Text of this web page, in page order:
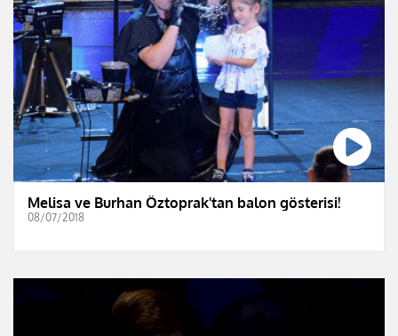
Melisa ve Burhan Öztoprak'tan balon gösterisi!
08/07/2018